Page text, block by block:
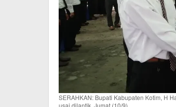
SERAHKAN: Bupati Kabupaten Kotim, H